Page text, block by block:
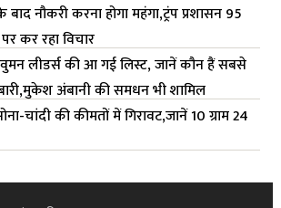
नौकरी करना होगा महंगा,ट्रंप प्रशासन 95
कर रहा विचार
लीडर्स की आ गई लिस्ट, जानें कौन हैं सबसे
अंबानी की समधन भी शामिल
चांदी की कीमतों में गिरावट,जानें 10 ग्राम 24